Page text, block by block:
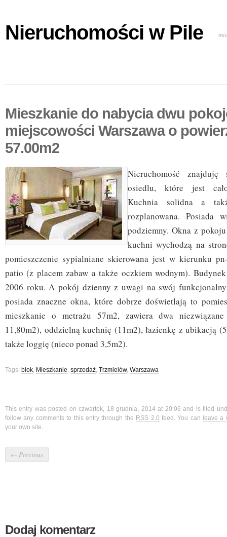
Nieruchomości w Pile
Mieszkanie do nabycia dwu
miejscowości Warszawa o
57.00m2
Nieruchomość
osiedlu, które jest
Kuchnia solidna a
rozplanowana. Posiada
podziemny. Okna z
kuchni wychodzą na
pomieszczenie sypialniane skierowana jest w kierunku
patio (z placem zabaw a także oczkiem wodnym).
2006 roku. A pokój dzienny z uwagi na swój funkcjonalny
posiada znaczne okna, które dobrze doświetlają to
mieszkanie o metrażu 57m2, zawiera dwa
11,80m2), oddzielną kuchnię (11m2), łazienkę z ubikacją
także loggię (nieco ponad 3,5m2).
Tags: blok, Mieszkanie, sprzedaż, Trzmielów, Warszawa
This entry was posted on czwartek, 18 grudnia, 2014 at 20:06 and is filed
follow any comments to this entry through the RSS 2.0 feed. You can leave a
your own site.
← Previous
Dodaj komentarz